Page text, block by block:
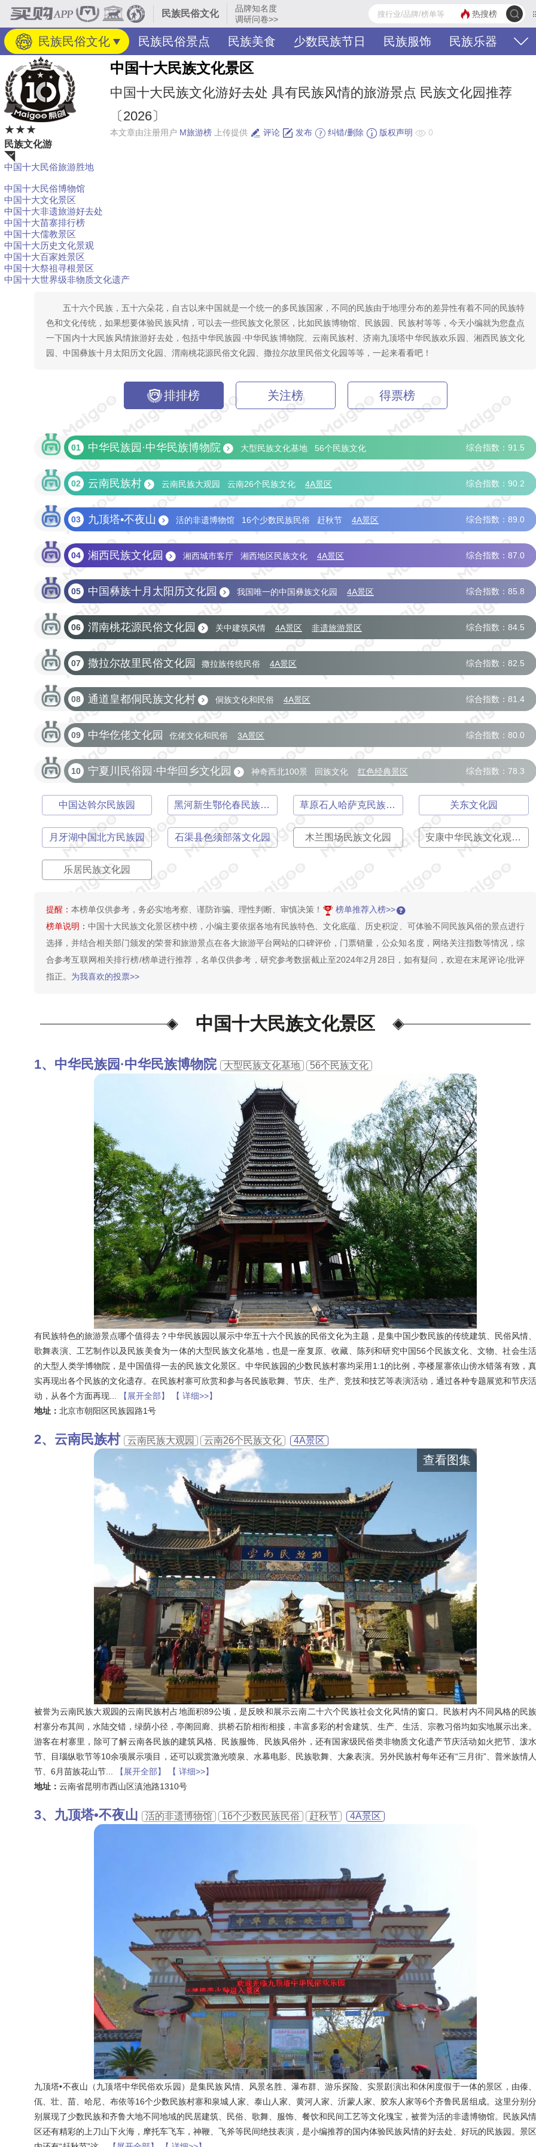
民族民俗文化
品牌知名度
调研问卷>>
热搜榜
民族民俗文化 民族民俗景点 民族美食 少数民族节日 民族服饰 民族乐器
★★★
中国十大民族文化景区
中国十大民族文化游好去处 具有民族风情的旅游景点 民族文化园推荐
〔2026〕
本文章由注册用户 M旅游榜 上传提供 评论 发布 纠错/删除 版权声明 0
民族文化游
中国十大民俗旅游胜地
中国十大民俗博物馆
中国十大文化景区
中国十大非遗旅游好去处
中国十大苗寨排行榜
中国十大儒教景区
中国十大历史文化景观
中国十大百家姓景区
中国十大祭祖寻根景区
中国十大世界级非物质文化遗产
五十六个民族，五十六朵花，自古以来中国就是一个统一的多民族国家，不同的民族由于地理分布的差异性有着不同的民族特
色和文化传统，如果想要体验民族风情，可以去一些民族文化景区，比如民族博物馆、民族园、民族村等等，今天小编就为您盘点
一下国内十大民族风情旅游好去处，包括中华民族园·中华民族博物院、云南民族村、济南九顶塔中华民族欢乐园、湘西民族文化
园、中国彝族十月太阳历文化园、渭南桃花源民俗文化园、撒拉尔故里民俗文化园等等，一起来看看吧！
排排榜 关注榜 得票榜
01 中华民族园·中华民族博物院 大型民族文化基地 56个民族文化 综合指数：91.5
02 云南民族村 云南民族大观园 云南26个民族文化 4A景区 综合指数：90.2
03 九顶塔•不夜山 活的非遗博物馆 16个少数民族民俗 赶秋节 4A景区 综合指数：89.0
04 湘西民族文化园 湘西城市客厅 湘西地区民族文化 4A景区 综合指数：87.0
05 中国彝族十月太阳历文化园 我国唯一的中国彝族文化园 4A景区 综合指数：85.8
06 渭南桃花源民俗文化园 关中建筑风情 4A景区 非遗旅游景区 综合指数：84.5
07 撒拉尔故里民俗文化园 撒拉族传统民俗 4A景区 综合指数：82.5
08 通道皇都侗民族文化村 侗族文化和民俗 4A景区 综合指数：81.4
09 中华仡佬文化园 仡佬文化和民俗 3A景区 综合指数：80.0
10 宁夏川民俗园·中华回乡文化园 神奇西北100景 回族文化 红色经典景区 综合指数：78.3
中国达斡尔民族园 黑河新生鄂伦春民族旅游区 草原石人哈萨克民族文化园 关东文化园
月牙湖中国北方民族园 石渠县色须部落文化园 木兰围场民族文化园 安康中华民族文化观光园
乐居民族文化园
提醒： 本榜单仅供参考，务必实地考察、谨防诈骗、理性判断、审慎决策！
榜单推荐入榜>>
榜单说明：中国十大民族文化景区榜中榜，小编主要依据各地有民族特色、文化底蕴、历史积淀、可体验不同民族风俗的景点进行
选择，并结合相关部门颁发的荣誉和旅游景点在各大旅游平台网站的口碑评价，门票销量，公众知名度，网络关注指数等情况，综
合参考互联网相关排行榜/榜单进行推荐，名单仅供参考，研究参考数据截止至2024年2月28日，如有疑问，欢迎在末尾评论/批评
指正。 为我喜欢的投票>>
中国十大民族文化景区
中华民族园·中华民族博物院 大型民族文化基地 56个民族文化
有民族特色的旅游景点哪个值得去？中华民族园以展示中华五十六个民族的民俗文化为主题，是集中国少数民族的传统建筑、民俗风情、
歌舞表演、工艺制作以及民族美食为一体的大型民族文化基地，也是一座复原、收藏、陈列和研究中国56个民族文化、文物、社会生活
的大型人类学博物院，是中国值得一去的民族文化景区。中华民族园的少数民族村寨均采用1:1的比例，亭楼屋寨依山傍水错落有致，真
实再现出各个民族的文化遗存。在民族村寨可欣赏和参与各民族歌舞、节庆、生产、竞技和技艺等表演活动，通过各种专题展览和节庆活
动，从各个方面再现... 【展开全部】
【 详细>>】
地址： 北京市朝阳区民族园路1号
云南民族村 云南民族大观园 云南26个民族文化 4A景区
查看图集
被誉为云南民族大观园的云南民族村占地面积89公顷，是反映和展示云南二十六个民族社会文化风情的窗口。民族村内不同风格的民族
村寨分布其间，水陆交错，绿荫小径，亭阁回廊、拱桥石阶相衔相接，丰富多彩的村舍建筑、生产、生活、宗教习俗均如实地展示出来。
游客在村寨里，除可了解云南各民族的建筑风格、民族服饰、民族风俗外，还有国家级民俗类非物质文化遗产节庆活动如火把节、泼水
节、目瑙纵歌节等10余项展示项目，还可以观赏激光喷泉、水幕电影、民族歌舞、大象表演。另外民族村每年还有“三月街”、普米族情人
节、6月苗族花山节... 【展开全部】
【 详细>>】
地址： 云南省昆明市西山区滇池路1310号
九顶塔•不夜山 活的非遗博物馆 16个少数民族民俗 赶秋节 4A景区
九顶塔•不夜山（九顶塔中华民俗欢乐园）是集民族风情、风景名胜、瀑布群、游乐探险、实景剧演出和休闲度假于一体的景区，由傣、
佤、壮、苗、哈尼、布依等16个少数民族村寨和泉城人家、泰山人家、黄河人家、沂蒙人家、胶东人家等6个齐鲁民居组成。这里分别分
别展现了少数民族和齐鲁大地不同地域的民居建筑、民俗、歌舞、服饰、餐饮和民间工艺等文化瑰宝，被誉为活的非遗博物馆。民族风情
区还有精彩的上刀山下火海，摩托车飞车，神鞭、飞斧等民间绝技表演，是小编推荐的国内体验民族风情的好去处、好玩的民族园。景区
汇迈HUIMAI